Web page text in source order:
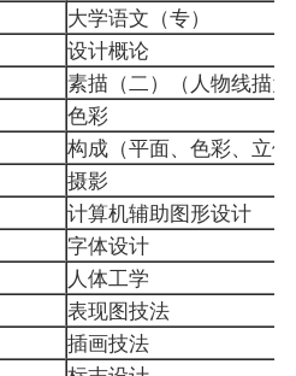
大学语文 （专）
设计概论
素描（二）（人物线描
色彩
构成（平面、色彩、立
摄影
计算机辅助图形设计
字体设计
人体工学
表现图技法
插画技法